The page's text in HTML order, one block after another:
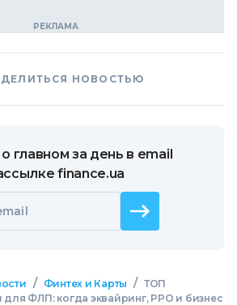
НОВОСТЬЮ
главном за день в email
finance.ua
/ Финтех и Карты / ТОП
ФЛП: когда эквайринг, РРО и бизнес